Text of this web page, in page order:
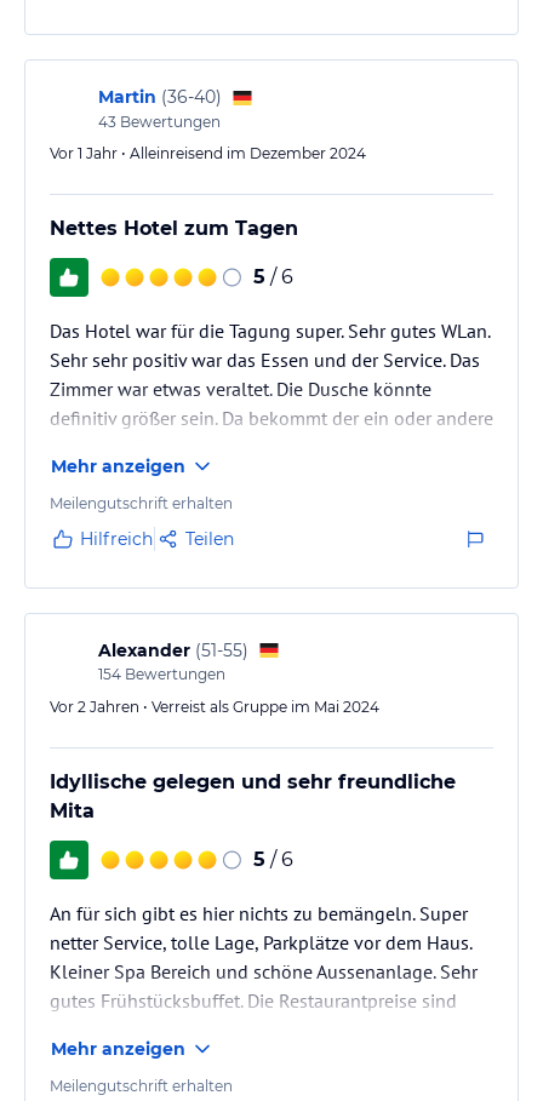
Martin (36-40)
43 Bewertungen
Vor 1 Jahr • Alleinreisend im Dezember 2024
Nettes Hotel zum Tagen
5 / 6
Das Hotel war für die Tagung super. Sehr gutes WLan.
Sehr sehr positiv war das Essen und der Service. Das
Zimmer war etwas veraltet. Die Dusche könnte
definitiv größer sein. Da bekommt der ein oder andere
Mehr anzeigen
Meilengutschrift erhalten
Hilfreich Teilen
Alexander (51-55)
154 Bewertungen
Vor 2 Jahren • Verreist als Gruppe im Mai 2024
Idyllische gelegen und sehr freundliche
Mita
5 / 6
An für sich gibt es hier nichts zu bemängeln. Super
netter Service, tolle Lage, Parkplätze vor dem Haus.
Kleiner Spa Bereich und schöne Aussenanlage. Sehr
gutes Frühstücksbuffet. Die Restaurantpreise sind
oberes Mittelfeld. Wenn es uns mal wieder in die
Gegend verschlägt, kommen wir gerne wieder.
Mehr anzeigen
Meilengutschrift erhalten